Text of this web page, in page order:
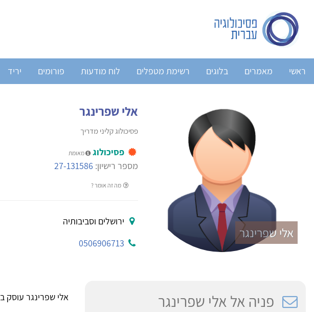
ראשי מאמרים בלוגים רשימת מטפלים לוח מודעות פורומים יריד
אלי שפרינגר
אלי שפרינגר
פסיכולוג קליני מדריך
פסיכולוג מאומת
מספר רישיון: 27-131586
מה זה אומר ?
ירושלים וסביבותיה
0506906713
פניה אל אלי שפרינגר אלי שפרינגר עוסק ב